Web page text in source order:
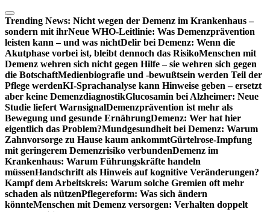
Zum
Inhalt
springen
Trending News: Nicht wegen der Demenz im Krankenhaus –
sondern mit ihrNeue WHO-Leitlinie: Was Demenzprävention
leisten kann – und was nichtDelir bei Demenz: Wenn die
Akutphase vorbei ist, bleibt dennoch das RisikoMenschen mit
Demenz wehren sich nicht gegen Hilfe – sie wehren sich gegen
die BotschaftMedienbiografie und -bewußtsein werden Teil der
Pflege werdenKI-Sprachanalyse kann Hinweise geben – ersetzt
aber keine DemenzdiagnostikGlucosamin bei Alzheimer: Neue
Studie liefert WarnsignalDemenzprävention ist mehr als
Bewegung und gesunde ErnährungDemenz: Wer hat hier
eigentlich das Problem?Mundgesundheit bei Demenz: Warum
Zahnvorsorge zu Hause kaum ankommtGürtelrose-Impfung
mit geringerem Demenzrisiko verbundenDemenz im
Krankenhaus: Warum Führungskräfte handeln
müssenHandschrift als Hinweis auf kognitive Veränderungen?
Kampf dem Arbeitskreis: Warum solche Gremien oft mehr
schaden als nützenPflegereform: Was sich ändern
könnteMenschen mit Demenz versorgen: Verhalten doppelt